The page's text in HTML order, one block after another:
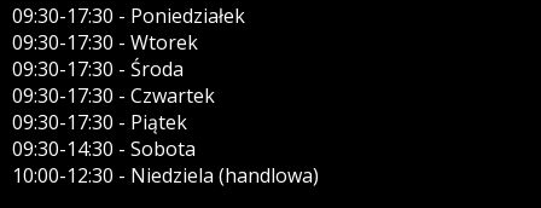
09:30-17:30 - Poniedziałek
09:30-17:30 - Wtorek
09:30-17:30 - Środa
09:30-17:30 - Czwartek
09:30-17:30 - Piątek
09:30-14:30 - Sobota
10:00-12:30 - Niedziela (handlowa)